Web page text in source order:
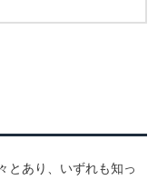
とあり、いずれも知っ